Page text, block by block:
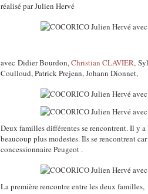
réalisé par Julien Hervé
avec Didier Bourdon,Christian CLAVIER,
Coulloud, Patrick Prejean, Johann Dionnet,
Deux familles différentes se rencontrent. Il y
beaucoup plus modestes. Ils se rencontrent
concessionnaire Peugeot .
La première rencontre entre les deux